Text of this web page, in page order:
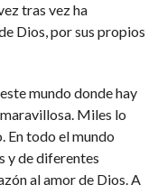
tras vez ha
Dios, por sus propios
mundo donde hay
Miles lo
En todo el mundo
y de diferentes
al amor de Dios. A